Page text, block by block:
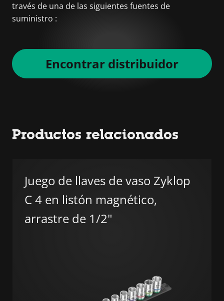
través de una de las siguientes fuentes de
suministro :
Encontrar distribuidor
Productos relacionados
Juego de llaves de vaso Zyklop
C 4 en listón magnético,
arrastre de 1/2"